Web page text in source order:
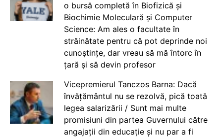
o bursă completă în Biofizică și
Biochimie Moleculară și Computer
Science: Am ales o facultate în
străinătate pentru că pot deprinde noi
cunoștințe, dar vreau să mă întorc în
țară și să devin profesor
Vicepremierul Tanczos Barna: Dacă
învățământul nu se rezolvă, pică toată
legea salarizării / Sunt mai multe
promisiuni din partea Guvernului către
angajații din educație și nu par a fi